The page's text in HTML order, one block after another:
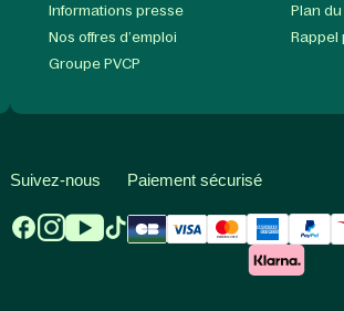
Informations presse
Nos offres d’emploi
Groupe PVCP
Plan
Rappel
Suivez-nous Paiement sécurisé